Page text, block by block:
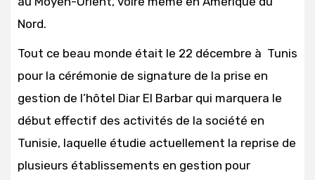
Nord.
Tout ce beau monde était le 22 décembre à Tunis
pour la cérémonie de signature de la prise en
gestion de l’hôtel Diar El Barbar qui marquera le
début effectif des activités de la société en
Tunisie, laquelle étudie actuellement la reprise de
plusieurs établissements en gestion pour